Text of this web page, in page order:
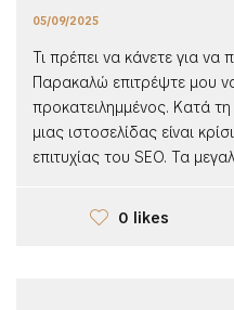
05/09/2025
Τι πρέπει να κάνετε για να
Παρακαλώ επιτρέψτε μου
προκατειλημμένος. Κατά
μιας ιστοσελίδας είναι
επιτυχίας του SEO. Τα
0 likes